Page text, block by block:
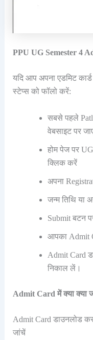
PPU UG Semester 4
यदि आप अपना एडमिट
स्टेप्स को फॉलो करें:
सबसे पहले
वेबसाइट पर
होम पेज पर
क्लिक करें
अपना
जन्म तिथि या
Submit बटन
आपका Admit
Admit Card
निकाल लें।
Admit Card में क्या क्या
Admit Card डाउनलोड
जांचें